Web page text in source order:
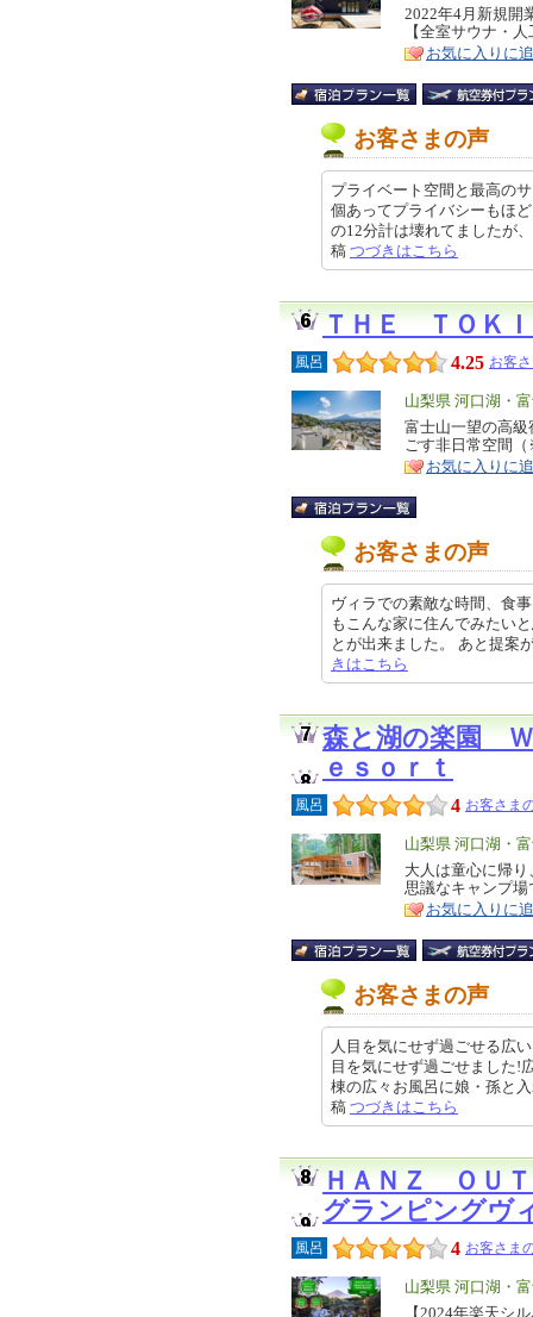
リ
ア
特
徴
2022年4月新規開
【全室サウナ・
お気に入りに
お客さまの声
プライベート空間と最高の
個あってプライバシーもほ
の12分計は壊れてましたが
稿 つづきはこちら
ＴＨＥ ＴＯＫ
風呂 4.25 お客
エ
リ
ア
山梨県 河口湖・
特
徴
富士山一望の高
ごす非日常空間
お気に入りに
お客さまの声
ヴィラでの素敵な時間、食
もこんな家に住んでみたい
とが出来ました。 あと提
きはこちら
森と湖の楽園
ｅｓｏｒｔ
風呂 4 お客さま
エ
リ
ア
山梨県 河口湖・
特
徴
大人は童心に帰
思議なキャンプ
お気に入りに
お客さまの声
人目を気にせず過ごせる広
目を気にせず過ごせました!
棟の広々お風呂に娘・孫と
稿 つづきはこちら
ＨＡＮＺ ＯＵ
グランピングヴ
風呂 4 お客さま
エ
リ
山梨県 河口湖・
【2024年楽天